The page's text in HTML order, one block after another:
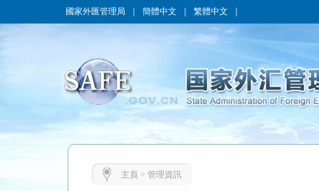
國家外匯管理局 簡體中文 繁體中文
主頁 > 管理資訊